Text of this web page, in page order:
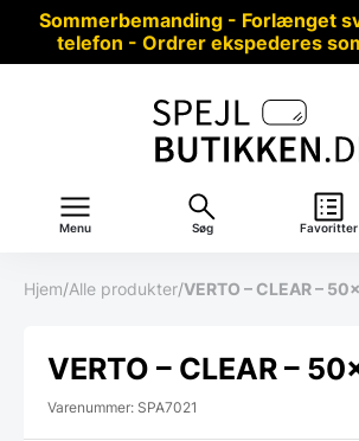
Sommerbemanding - Forlænget
telefon - Ordrer ekspederes
Menu Søg Favoritter
Hjem/Alle produkter/VERTO – CLEAR –
VERTO – CLEAR –
Varenummer: SPA7021